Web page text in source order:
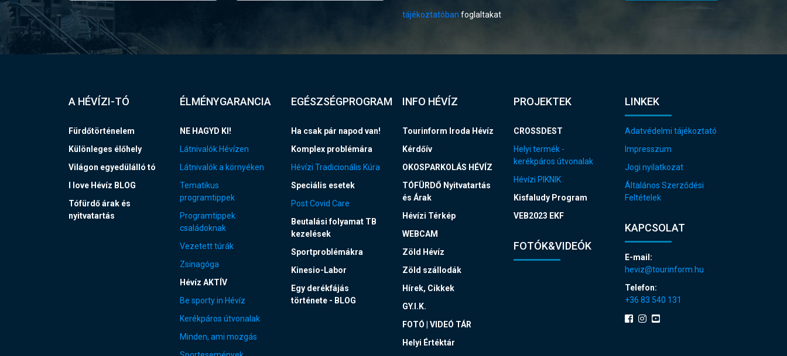
tájékoztatóban foglaltakat
A HÉVÍZI-TÓ
Fürdőtörténelem
Különleges élőhely
Világon egyedülálló tó
I love Hévíz BLOG
Tófürdő árak és
nyitvatartás
ÉLMÉNYGARANCIA
NE HAGYD KI!
Látnivalók Hévízen
Látnivalók a környéken
Tematikus
programtippek
Programtippek
családoknak
Vezetett túrák
Zsinagóga
Hévíz AKTÍV
Be sporty in Hévíz
Kerékpáros útvonalak
Minden, ami mozgás
EGÉSZSÉGPROGRAM
Ha csak pár napod van!
Komplex problémára
Hévízi Tradicionális Kúra
Speciális esetek
Post Covid Care
Beutalási folyamat TB
kezelések
Sportproblémákra
Kinesio-Labor
Egy derékfájás
története - BLOG
INFO HÉVÍZ
Tourinform Iroda Hévíz
Kérdőív
OKOSPARKOLÁS HÉVÍZ
TÓFÜRDŐ Nyitvatartás
és Árak
Hévízi Térkép
WEBCAM
Zöld Hévíz
Zöld szállodák
Hírek, Cikkek
GY.I.K.
FOTÓ | VIDEÓ TÁR
Helyi Értéktár
PROJEKTEK
CROSSDEST
Helyi termék -
kerékpáros útvonalak
Hévízi PIKNIK
Kisfaludy Program
VEB2023 EKF
FOTÓK&VIDEÓK
LINKEK
Adatvédelmi tájékoztató
Impresszum
Jogi nyilatkozat
Általános Szerződési
Feltételek
KAPCSOLAT
E-mail:
heviz@tourinform.hu
Telefon:
+36 83 540 131